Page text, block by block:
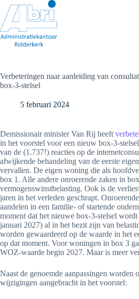
naar
de
inhoud
Verbeteringen naar aanleiding van
box-3-stelsel
5 februari 2024
Demissionair minister Van Rij heeft
in het voorstel voor een nieuw box-3-
van de (1.737!) reacties op de
afwijkende behandeling van de eerste
vervallen. De eigen woning die als
box 1. Alle andere onroerende zaken in
vermogenswinstbelasting. Ook is de
jaren in het verleden geschrapt.
aandelen in een familie- of startende
moment dat het nieuwe box-3-stelsel wordt
januari 2027) al in het bezit zijn van
worden gewaardeerd op de waarde in het
op dat moment. Voor woningen in box 3
WOZ-waarde begin 2027. Maar is meer
Naast de genoemde aanpassingen worden
wijzigingen aangebracht in het voorstel: